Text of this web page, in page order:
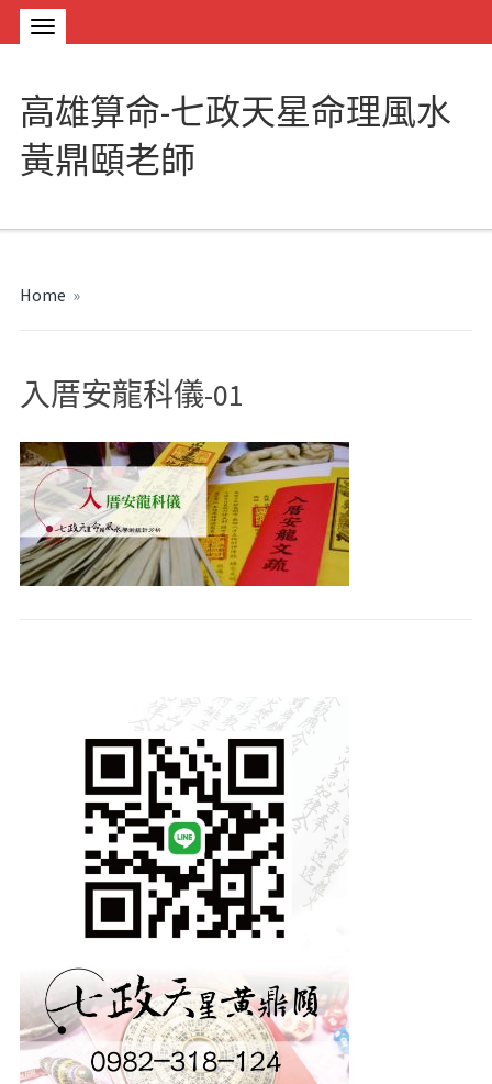
高雄算命-七政天星命理風水
黃鼎頤老師
Home »
入厝安龍科儀-01